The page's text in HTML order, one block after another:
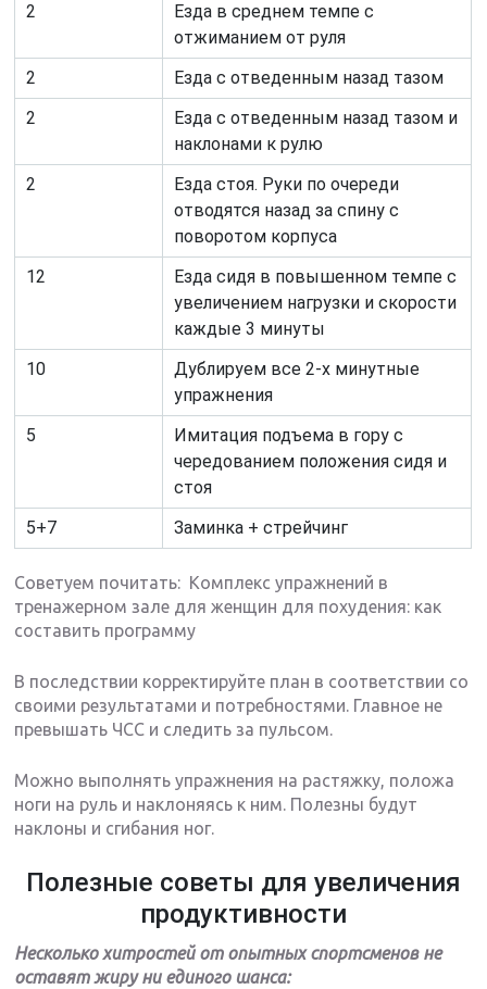
2
Езда в среднем темпе с
отжиманием от руля
2
Езда с отведенным назад тазом
2
Езда с отведенным назад тазом и
наклонами к рулю
2
Езда стоя. Руки по очереди
отводятся назад за спину с
поворотом корпуса
12
Езда сидя в повышенном темпе с
увеличением нагрузки и скорости
каждые 3 минуты
10
Дублируем все 2-х минутные
упражнения
5
Имитация подъема в гору с
чередованием положения сидя и
стоя
5+7
Заминка + стрейчинг
Советуем почитать: Комплекс упражнений в
тренажерном зале для женщин для похудения: как
составить программу
В последствии корректируйте план в соответствии со
своими результатами и потребностями. Главное не
превышать ЧСС и следить за пульсом.
Можно выполнять упражнения на растяжку, положа
ноги на руль и наклоняясь к ним. Полезны будут
наклоны и сгибания ног.
Полезные советы для увеличения
продуктивности
Несколько хитростей от опытных спортсменов не
оставят жиру ни единого шанса: